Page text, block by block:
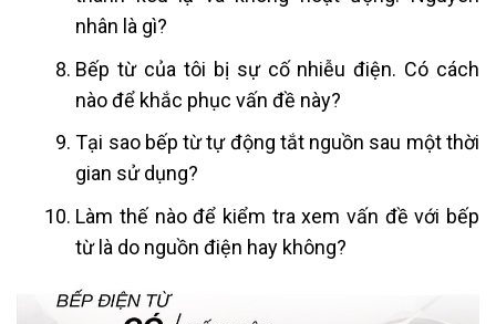
nhân là gì?
Bếp từ của tôi bị sự cố nhiễu điện. Có cách
nào để khắc phục vấn đề này?
Tại sao bếp từ tự động tắt nguồn sau một thời
gian sử dụng?
Làm thế nào để kiểm tra xem vấn đề với bếp
từ là do nguồn điện hay không?